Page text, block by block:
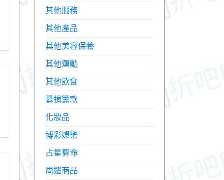
其他服務
其他產品
其他美容保養
其他運動
其他飲食
募捐籌款
化妝品
博彩娛樂
占星算命
周邊商品